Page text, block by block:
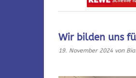
Wir bilden uns
19. November 2024 von